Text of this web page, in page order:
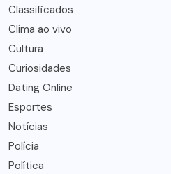
Classificados
Clima ao vivo
Cultura
Curiosidades
Dating Online
Esportes
Notícias
Polícia
Política